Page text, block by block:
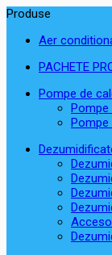
Produse
Aer
PACHETE
Pompe de
Pompe
Pompe